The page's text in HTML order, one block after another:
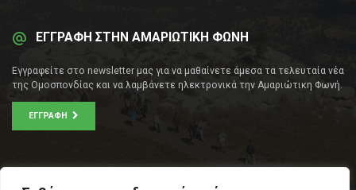
ΕΓΓΡΑΦΗ ΣΤΗΝ ΑΜΑΡΙΩΤΙΚΗ ΦΩΝΗ
Εγγραφείτε στο newsletter μας για να μαθαίνετε άμεσα τα τελευταία νέα
της Ομοσπονδίας και να λαμβάνετε ηλεκτρονικά την Αμαριώτικη Φωνή.
ΕΓΓΡΑΦΉ